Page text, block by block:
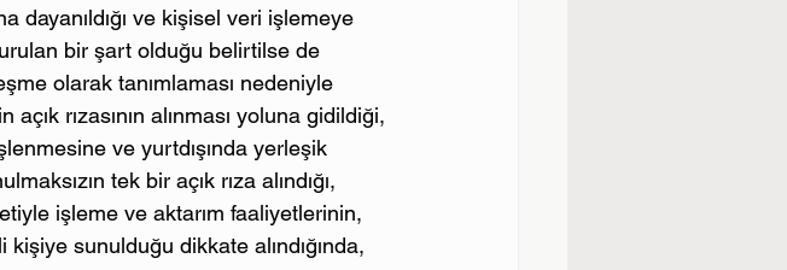
dayanıldığı ve kişisel veri işlemeye
bir şart olduğu belirtilse de
olarak tanımlaması nedeniyle
rızasının alınması yoluna gidildiği,
ve yurtdışında yerleşik
tek bir açık rıza alındığı,
işleme ve aktarım faaliyetlerinin,
sunulduğu dikkate alındığında,